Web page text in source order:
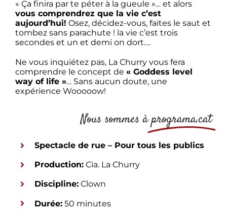
« Ça finira par te péter à la gueule »… et alors
vous comprendrez que la vie c’est
aujourd’hui! Osez, décidez-vous, faites le saut et
tombez sans parachute ! la vie c’est trois
secondes et un et demi on dort….
Ne vous inquiétez pas, La Churry vous fera
comprendre le concept de « Goddess level
way of life »… Sans aucun doute, une
expérience Wooooow!
Nous sommes àprograma.cat
Spectacle de rue – Pour tous les publics
Production: Cia. La Churry
Discipline: Clown
Durée: 50 minutes